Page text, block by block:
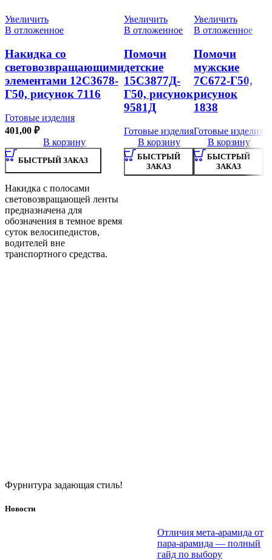
Увеличить
В отложенное
Накидка со
световозвращающими
элементами 12С3678-
Г50, рисунок 7116
Готовые изделия
401,00 ₽
В корзину
БЫСТРЫЙ ЗАКАЗ
Накидка с полосами
световозвращающей ленты
предназначена для
обозначения в темное время
суток велосипедистов,
водителей вне
транспортного средства.
Увеличить
В отложенное
Помочи
детские
15С3877Д-
Г50, рисунок
9581Д
Готовые изделия
В корзину
БЫСТРЫЙ
ЗАКАЗ
Увеличить
В отложенное
Помочи
мужские
7С672-Г50,
рисунок
1838
Готовые изделия
В корзину
БЫСТРЫЙ
ЗАКАЗ
Фурнитура задающая стиль!
Новости
Отличия мета-арамида от
пара-арамида — полный
гайд по выбору